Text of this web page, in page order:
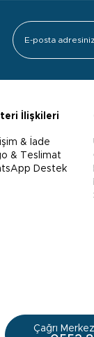
İlişkileri
& İade
& Teslimat
Destek
Çağrı